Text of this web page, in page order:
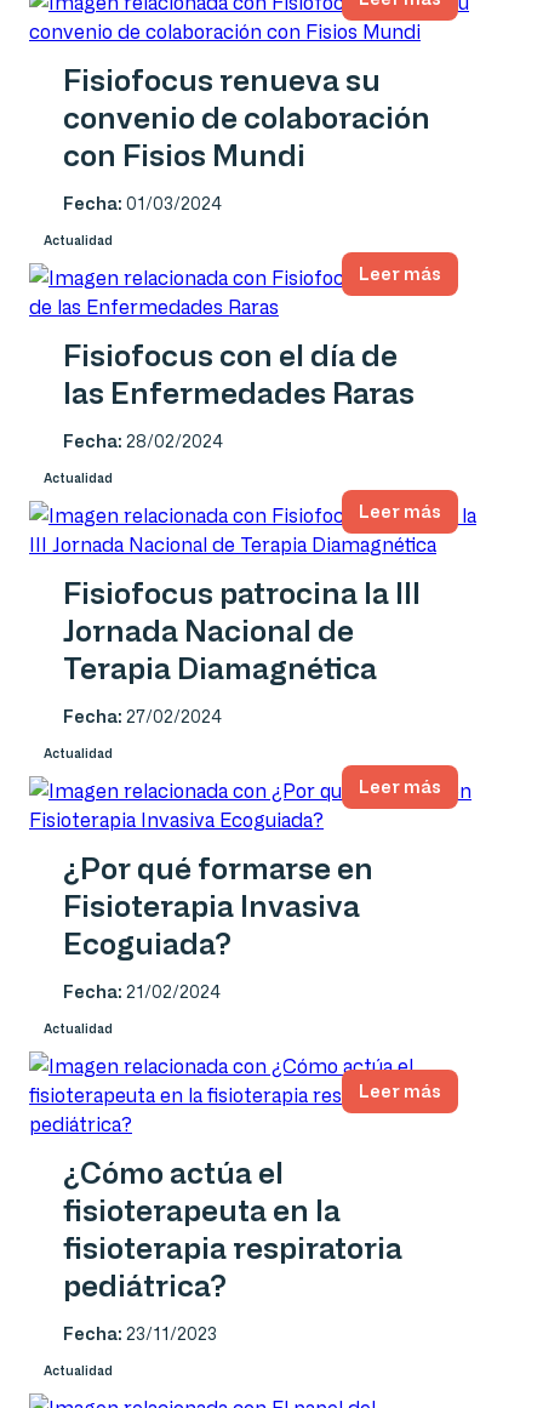
Fisiofocus renueva su
convenio de colaboración
con Fisios Mundi
Fecha:01/03/2024
Actualidad
Leer más
Fisiofocus con el día de
las Enfermedades Raras
Fecha: 28/02/2024
Actualidad
Leer más
Fisiofocus patrocina la III
Jornada Nacional de
Terapia Diamagnética
Fecha: 27/02/2024
Actualidad
Leer más
¿Por qué formarse en
Fisioterapia Invasiva
Ecoguiada?
Fecha: 21/02/2024
Actualidad
Leer más
¿Cómo actúa el
fisioterapeuta en la
fisioterapia respiratoria
pediátrica?
Fecha: 23/11/2023
Actualidad